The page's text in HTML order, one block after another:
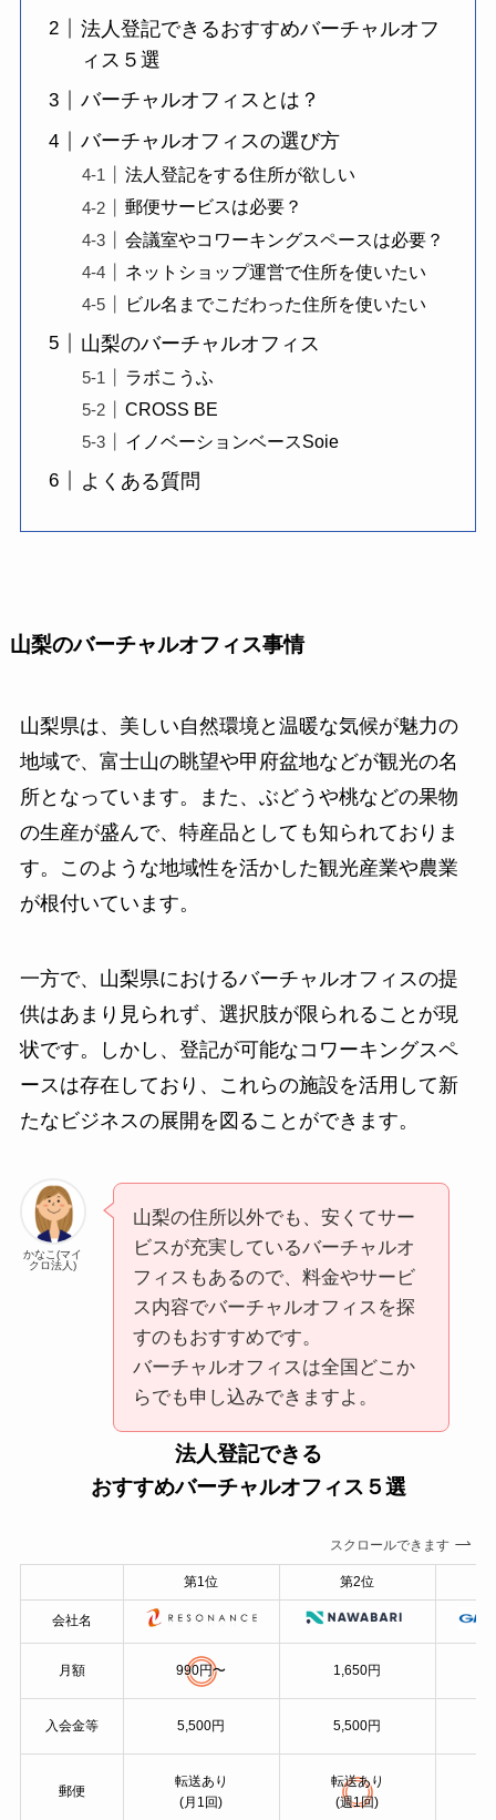
法人登記できるおすすめバーチャルオフ
ィス５選
バーチャルオフィスとは？
バーチャルオフィスの選び方
法人登記をする住所が欲しい
郵便サービスは必要？
会議室やコワーキングスペースは必要？
ネットショップ運営で住所を使いたい
ビル名までこだわった住所を使いたい
山梨のバーチャルオフィス
ラボこうふ
CROSS BE
イノベーションベースSoie
よくある質問
山梨のバーチャルオフィス事情
山梨県は、美しい自然環境と温暖な気候が魅力の
地域で、富士山の眺望や甲府盆地などが観光の名
所となっています。また、ぶどうや桃などの果物
の生産が盛んで、特産品としても知られておりま
す。このような地域性を活かした観光産業や農業
が根付いています。
一方で、山梨県におけるバーチャルオフィスの提
供はあまり見られず、選択肢が限られることが現
状です。しかし、登記が可能なコワーキングスペ
ースは存在しており、これらの施設を活用して新
たなビジネスの展開を図ることができます。
かなこ(マイ
クロ法人)
山梨の住所以外でも、安くてサー
ビスが充実しているバーチャルオ
フィスもあるので、料金やサービ
ス内容でバーチャルオフィスを探
すのもおすすめです。
バーチャルオフィスは全国どこか
らでも申し込みできますよ。
法人登記できる
おすすめバーチャルオフィス５選
スクロールできます
第1位 第2位
会社名
月額 990円〜 1,650円
入会金等 5,500円 5,500円
郵便
転送あり
(月1回)
転送あり
(週1回)